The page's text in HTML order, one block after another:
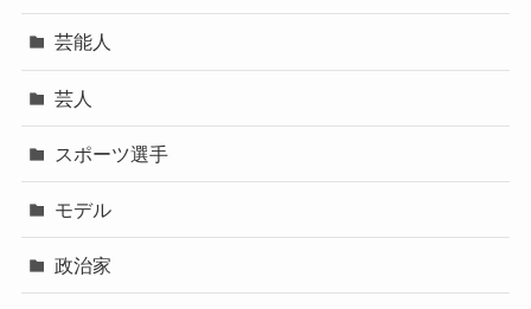
芸能人
芸人
スポーツ選手
モデル
政治家